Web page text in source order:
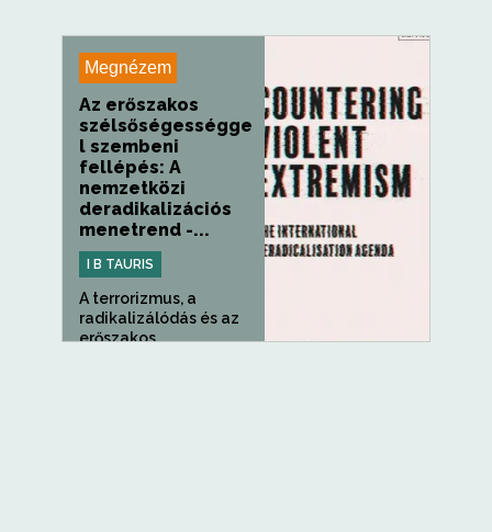
Megnézem
Az erőszakos
szélsőségességge
l szembeni
fellépés: A
nemzetközi
deradikalizációs
menetrend -...
I B TAURIS
A terrorizmus, a
radikalizálódás és az
erőszakos...